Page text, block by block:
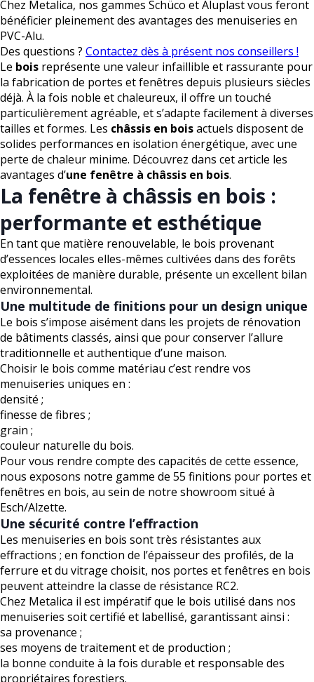
Chez Metalica, nos gammes Schüco et Aluplast vous feront
bénéficier pleinement des avantages des menuiseries en
PVC-Alu.
Des questions ? Contactez dès à présent nos conseillers !
Le bois représente une valeur infaillible et rassurante pour
la fabrication de portes et fenêtres depuis plusieurs siècles
déjà. À la fois noble et chaleureux, il offre un touché
particulièrement agréable, et s’adapte facilement à diverses
tailles et formes. Les châssis en boisactuels disposent de
solides performances en isolation énergétique, avec une
perte de chaleur minime. Découvrez dans cet article les
avantages d’une fenêtre à châssis en bois.
La fenêtre à châssis en bois :
performante et esthétique
En tant que matière renouvelable, le bois provenant
d’essences locales elles-mêmes cultivées dans des forêts
exploitées de manière durable, présente un excellent bilan
environnemental.
Une multitude de finitions pour un design unique
Le bois s’impose aisément dans les projets de rénovation
de bâtiments classés, ainsi que pour conserver l’allure
traditionnelle et authentique d’une maison.
Choisir le bois comme matériau c’est rendre vos
menuiseries uniques en :
densité ;
finesse de fibres ;
grain ;
couleur naturelle du bois.
Pour vous rendre compte des capacités de cette essence,
nous exposons notre gamme de 55 finitions pour portes et
fenêtres en bois, au sein de notre showroom situé à
Esch/Alzette.
Une sécurité contre l’effraction
Les menuiseries en bois sont très résistantes aux
effractions ; en fonction de l’épaisseur des profilés, de la
ferrure et du vitrage choisit, nos portes et fenêtres en bois
peuvent atteindre la classe de résistance RC2.
Chez Metalica il est impératif que le bois utilisé dans nos
menuiseries soit certifié et labellisé, garantissant ainsi :
sa provenance ;
ses moyens de traitement et de production ;
la bonne conduite à la fois durable et responsable des
propriétaires forestiers.